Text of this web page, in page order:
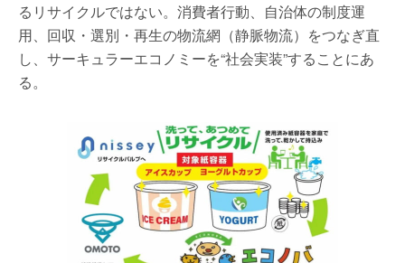
るリサイクルではない。消費者行動、自治体の制度運
用、回収・選別・再生の物流網（静脈物流）をつなぎ直
し、サーキュラーエコノミーを“社会実装”することにあ
る。